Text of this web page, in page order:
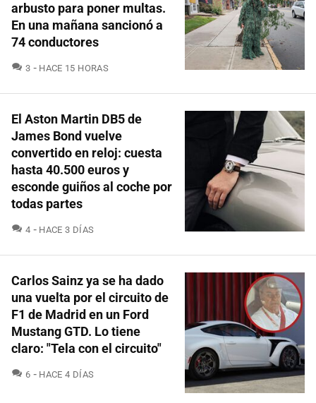
arbusto para poner multas.
En una mañana sancionó a
74 conductores
3 COMENTARIOS
HACE 15 HORAS
El Aston Martin DB5 de
James Bond vuelve
convertido en reloj: cuesta
hasta 40.500 euros y
esconde guiños al coche por
todas partes
4 COMENTARIOS
HACE 3 DÍAS
Carlos Sainz ya se ha dado
una vuelta por el circuito de
F1 de Madrid en un Ford
Mustang GTD. Lo tiene
claro: "Tela con el circuito"
6 COMENTARIOS
HACE 4 DÍAS